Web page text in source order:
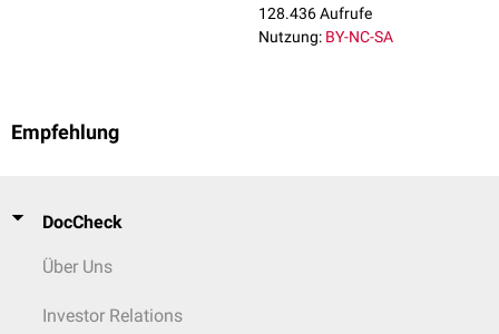
FlexTalk - Muschelsuche in der
128.436 Aufrufe
Nutzung: BY-NC-SA
Empfehlung
DocCheck
Über Uns
Investor Relations